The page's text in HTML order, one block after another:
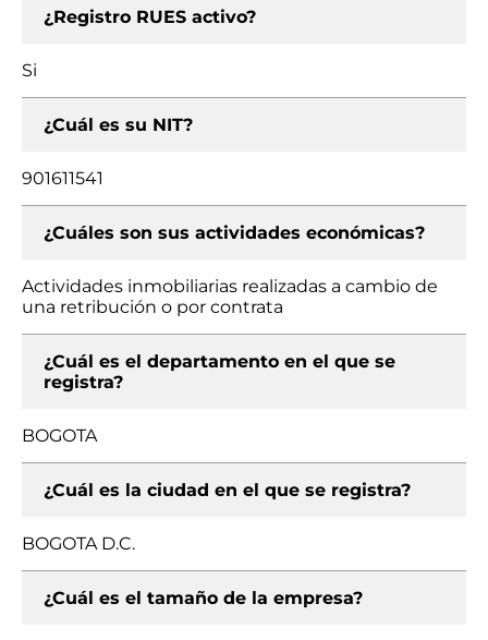
¿Registro RUES activo?
Si
¿Cuál es su NIT?
901611541
¿Cuáles son sus actividades económicas?
Actividades inmobiliarias realizadas a cambio de
una retribución o por contrata
¿Cuál es el departamento en el que se
registra?
BOGOTA
¿Cuál es la ciudad en el que se registra?
BOGOTA D.C.
¿Cuál es el tamaño de la empresa?